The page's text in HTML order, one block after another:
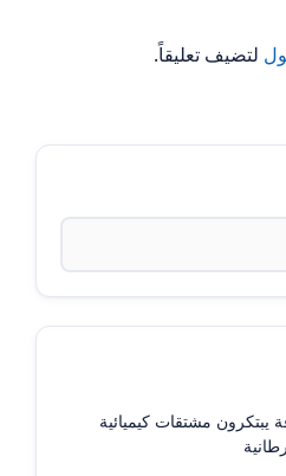
لتضيف تعليقاً.
يبتكرون مشتقات كيميائية